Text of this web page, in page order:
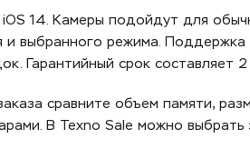
14. Камеры подойдут для
и выбранного режима.
Гарантийный срок составляет 2
сравните объем памяти,
В Texno Sale можно